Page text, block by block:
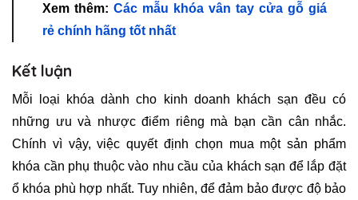
Xem thêm: Các mẫu khóa vân tay cửa gỗ giá
rẻ chính hãng tốt nhất
Kết luận
Mỗi loại khóa dành cho kinh doanh khách sạn đều có
những ưu và nhược điểm riêng mà bạn cần cân nhắc.
Chính vì vậy, việc quyết định chọn mua một sản phẩm
khóa cần phụ thuộc vào nhu cầu của khách sạn để lắp đặt
ổ khóa phù hợp nhất. Tuy nhiên, để đảm bảo được độ bảo